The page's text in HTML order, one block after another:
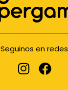
Seguinos en redes